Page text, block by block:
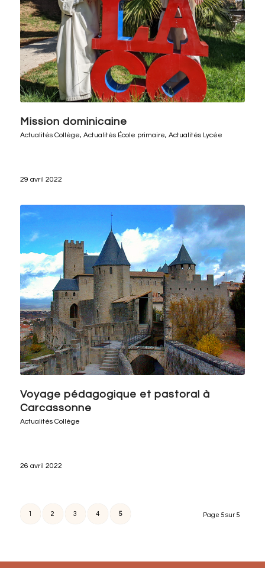
Mission dominicaine
Actualités Collège, Actualités École primaire, Actualités Lycée
29 avril 2022
Voyage pédagogique et pastoral à
Carcassonne
Actualités Collège
26 avril 2022
Page 5 sur 5
1 2 3 4 5